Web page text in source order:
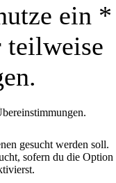
ein *
teilweise
gesucht werden soll.
sofern du die Option